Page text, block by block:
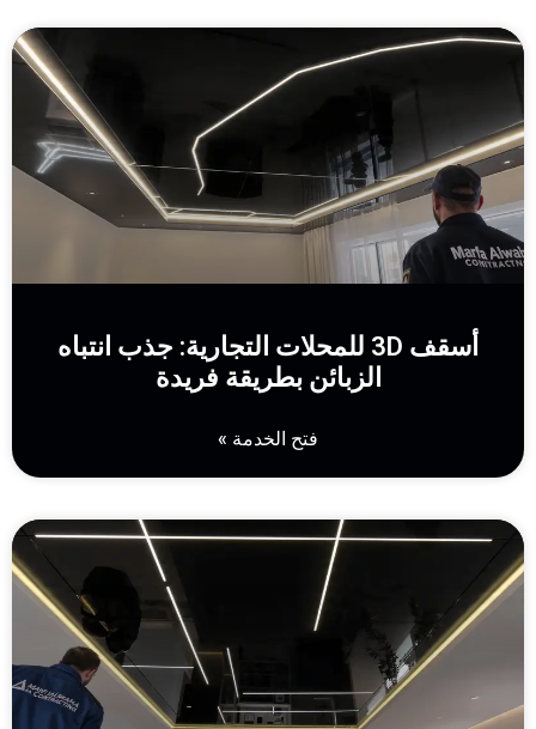
أسقف 3D للمحلات التجارية: جذب انتباه
الزبائن بطريقة فريدة
فتح الخدمة »